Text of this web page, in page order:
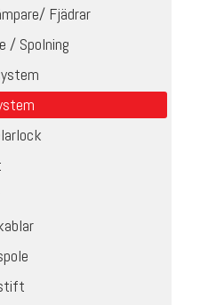
Fjädrar
/ Spolning